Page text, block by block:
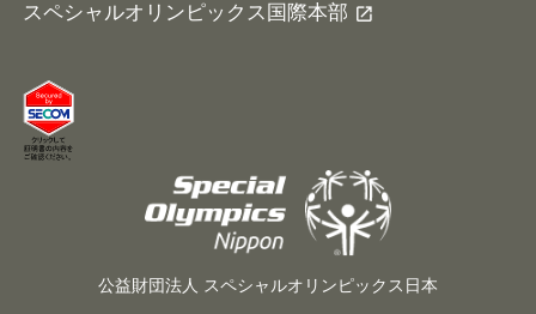
スペシャルオリンピックス国際本部
公益財団法人 スペシャルオリンピックス日本